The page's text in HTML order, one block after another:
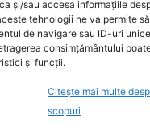
și/sau accesa informațiile
tehnologii ne va permite
de navigare sau ID-uri
consimțământului
și funcții.
Citește mai multe
scopuri
după ce și-a prins
Un copil de doar 2 ani din